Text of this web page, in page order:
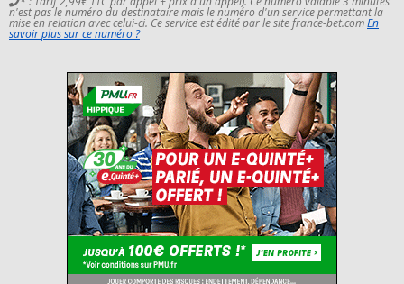
n'est pas le numéro du destinataire mais le numéro d'un service permettant la
mise en relation avec celui-ci. Ce service est édité par le site france-bet.comEn
savoir plus sur ce numéro ?